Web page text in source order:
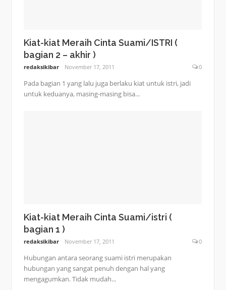
Kiat-kiat Meraih Cinta Suami/ISTRI (
bagian 2 – akhir )
redaksikibar November 17, 2011 0
Pada bagian 1 yang lalu juga berlaku kiat untuk istri, jadi
untuk keduanya, masing-masing bisa...
Kiat-kiat Meraih Cinta Suami/istri (
bagian 1 )
redaksikibar November 17, 2011 0
Hubungan antara seorang suami istri merupakan
hubungan yang sangat penuh dengan hal yang
mengagumkan. Tidak mudah...